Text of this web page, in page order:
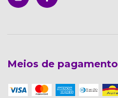
Meios de pagamento